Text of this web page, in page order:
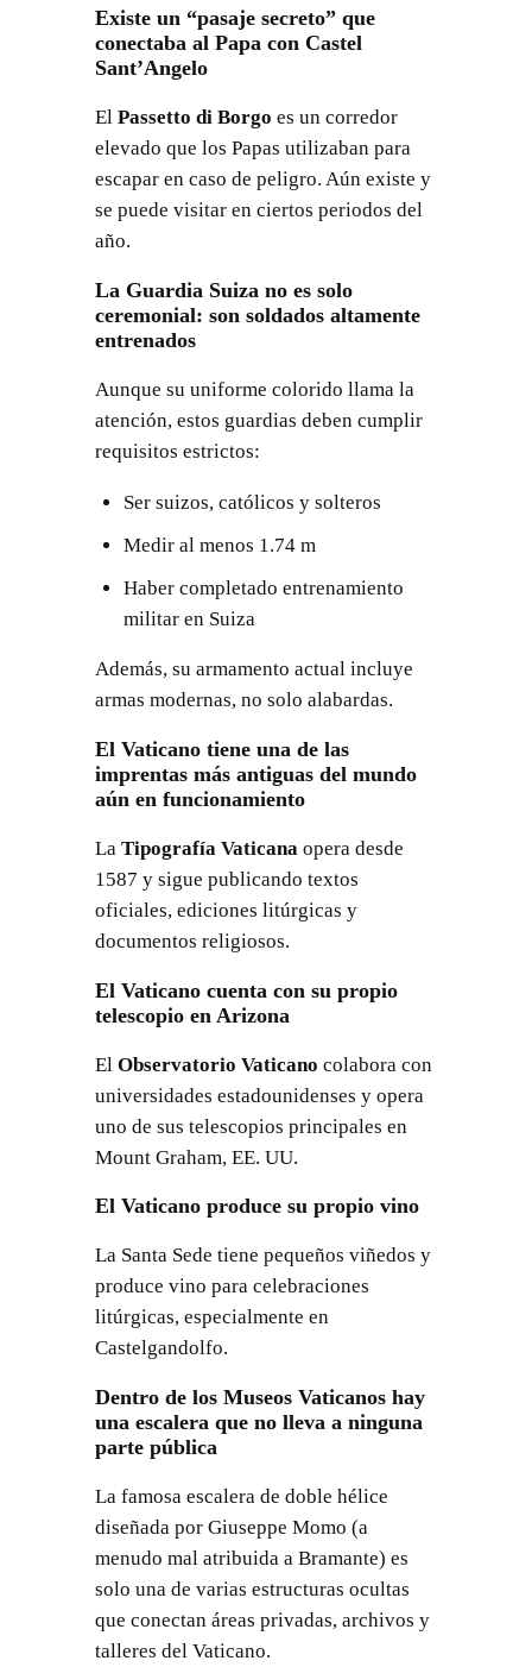
Existe un “pasaje secreto” que
conectaba al Papa con Castel
Sant’Angelo
El Passetto di Borgo es un corredor
elevado que los Papas utilizaban para
escapar en caso de peligro. Aún existe y
se puede visitar en ciertos periodos del
año.
La Guardia Suiza no es solo
ceremonial: son soldados altamente
entrenados
Aunque su uniforme colorido llama la
atención, estos guardias deben cumplir
requisitos estrictos:
Ser suizos, católicos y solteros
Medir al menos 1.74 m
Haber completado entrenamiento
militar en Suiza
Además, su armamento actual incluye
armas modernas, no solo alabardas.
El Vaticano tiene una de las
imprentas más antiguas del mundo
aún en funcionamiento
La Tipografía Vaticanaopera desde
1587 y sigue publicando textos
oficiales, ediciones litúrgicas y
documentos religiosos.
El Vaticano cuenta con su propio
telescopio en Arizona
El Observatorio Vaticano colabora con
universidades estadounidenses y opera
uno de sus telescopios principales en
Mount Graham, EE. UU.
El Vaticano produce su propio vino
La Santa Sede tiene pequeños viñedos y
produce vino para celebraciones
litúrgicas, especialmente en
Castelgandolfo.
Dentro de los Museos Vaticanos hay
una escalera que no lleva a ninguna
parte pública
La famosa escalera de doble hélice
diseñada por Giuseppe Momo (a
menudo mal atribuida a Bramante) es
solo una de varias estructuras ocultas
que conectan áreas privadas, archivos y
talleres del Vaticano.